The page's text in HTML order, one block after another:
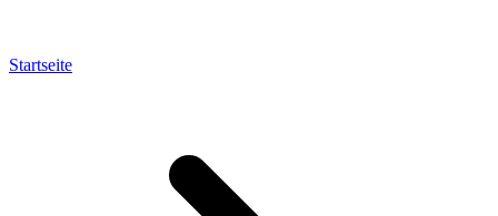
Startseite